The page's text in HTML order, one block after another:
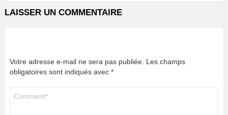
LAISSER UN COMMENTAIRE
Votre adresse e-mail ne sera pas publiée. Les champs
obligatoires sont indiqués avec *